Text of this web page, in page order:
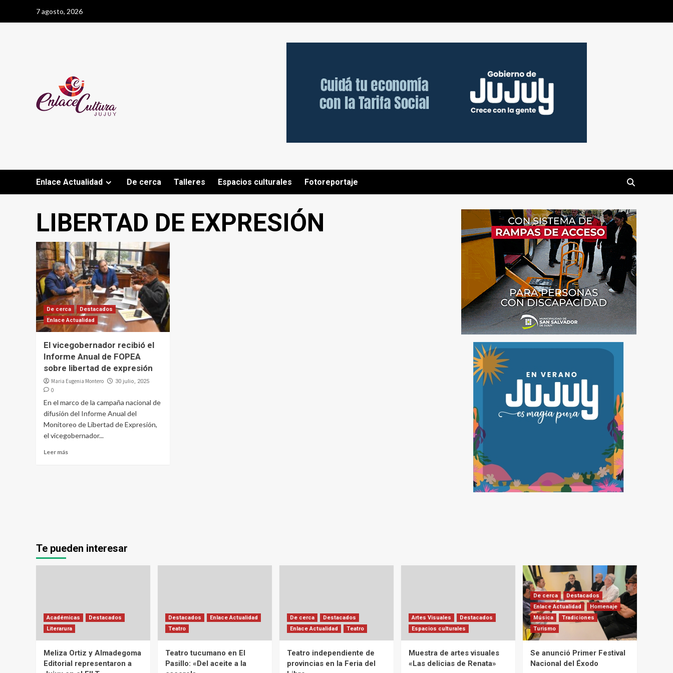
7 agosto, 2026
Enlace Actualidad De cerca Talleres Espacios culturales Fotoreportaje
LIBERTAD DE EXPRESIÓN
De cerca
Destacados
Enlace Actualidad
El vicegobernador recibió el
Informe Anual de FOPEA
sobre libertad de expresión
Maria Eugenia Montero 30 julio, 2025
0
En el marco de la campaña nacional de
difusión del Informe Anual del
Monitoreo de Libertad de Expresión,
el vicegobernador...
Leer más
Te pueden interesar
Académicas
Destacados
Literarura
Meliza Ortiz y Almadegoma
Editorial representaron a
Destacados
Enlace Actualidad
Teatro
Teatro tucumano en El
Pasillo: «Del aceite a la
De cerca
Destacados
Enlace Actualidad
Teatro
Teatro independiente de
provincias en la Feria del
Artes Visuales
Destacados
Espacios culturales
Muestra de artes visuales
«Las delicias de Renata»
De cerca
Destacados
Enlace Actualidad
Homenaje
Música
Tradiciones
Turismo
Se anunció Primer Festival
Nacional del Éxodo